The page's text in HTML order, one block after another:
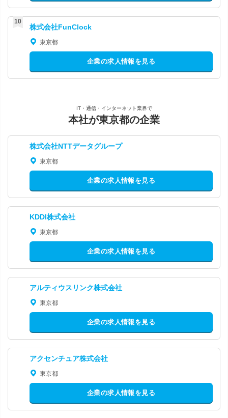
株式会社FunClock
東京都
企業の求人情報を見る
IT・通信・インターネット業界で
本社が東京都の企業
株式会社NTTデータグループ
東京都
企業の求人情報を見る
KDDI株式会社
東京都
企業の求人情報を見る
アルティウスリンク株式会社
東京都
企業の求人情報を見る
アクセンチュア株式会社
東京都
企業の求人情報を見る